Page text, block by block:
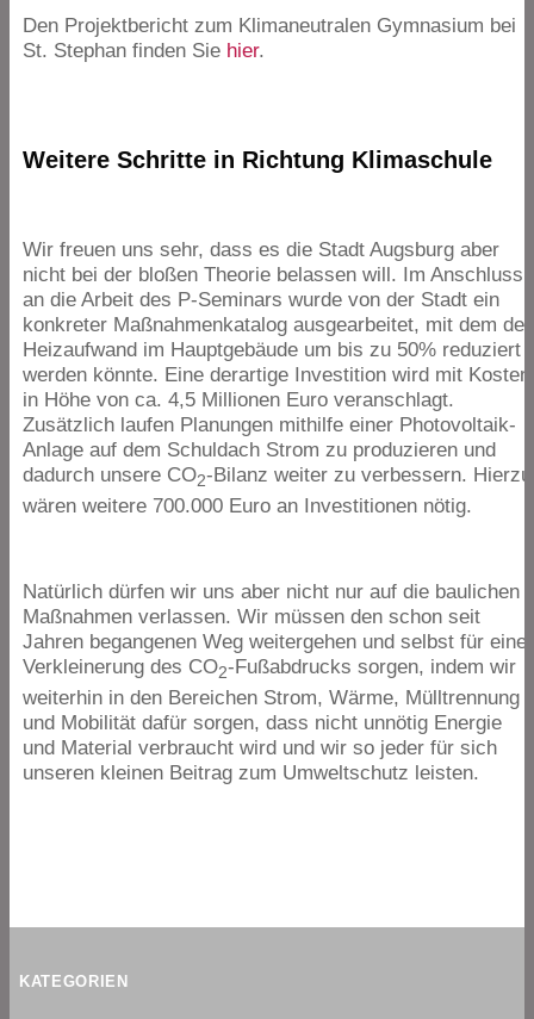
Den Projektbericht zum Klimaneutralen Gymnasium bei
St. Stephan finden Sie hier.
Weitere Schritte in Richtung Klimaschule
Wir freuen uns sehr, dass es die Stadt Augsburg aber
nicht bei der bloßen Theorie belassen will. Im Anschluss
an die Arbeit des P‑Seminars wurde von der Stadt ein
konkreter Maßnahmenkatalog ausgearbeitet, mit dem der
Heizaufwand im Hauptgebäude um bis zu 50% reduziert
werden könnte. Eine derartige Investition wird mit Kosten
in Höhe von ca.4,5 Millionen Euro veranschlagt.
Zusätzlich laufen Planungen mithilfe einer Photovoltaik-
Anlage auf dem Schuldach Strom zu produzieren und
dadurch unsere CO2-Bilanz weiter zu verbessern. Hierzu
wären weitere 700.000 Euro an Investitionen nötig.
Natürlich dürfen wir uns aber nicht nur auf die baulichen
Maßnahmen verlassen. Wir müssen den schon seit
Jahren begangenen Weg weitergehen und selbst für eine
Verkleinerung des CO2-Fußabdrucks sorgen, indem wir
weiterhin in den Bereichen Strom, Wärme, Mülltrennung
und Mobilität dafür sorgen, dass nicht unnötig Energie
und Material verbraucht wird und wir so jeder für sich
unseren kleinen Beitrag zum Umweltschutz leisten.
KATEGORIEN